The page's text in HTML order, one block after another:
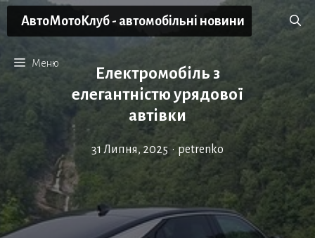
Перейти
АвтоМотоКлуб - автомобільні новини
Меню
Електромобіль з
елегантністю урядової
автівки
31 Липня, 2025 • petrenko